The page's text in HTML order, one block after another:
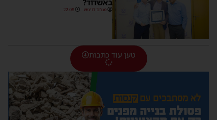
באשדוד?
מנחם דויטש 22:08
טען עוד כתבות